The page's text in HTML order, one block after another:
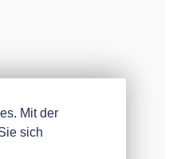
Mit der
sich